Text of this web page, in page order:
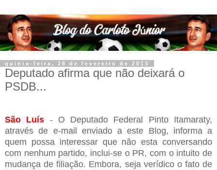
quinta-feira, 28 de fevereiro de 2013
Deputado afirma que não deixará o
PSDB...
São Luís - O Deputado Federal Pinto Itamaraty,
através de e-mail enviado a este Blog, informa a
quem possa interessar que não esta conversando
com nenhum partido, inclui-se o PR, com o intuito de
mudança de filiação. Embora, seja verídico o fato de